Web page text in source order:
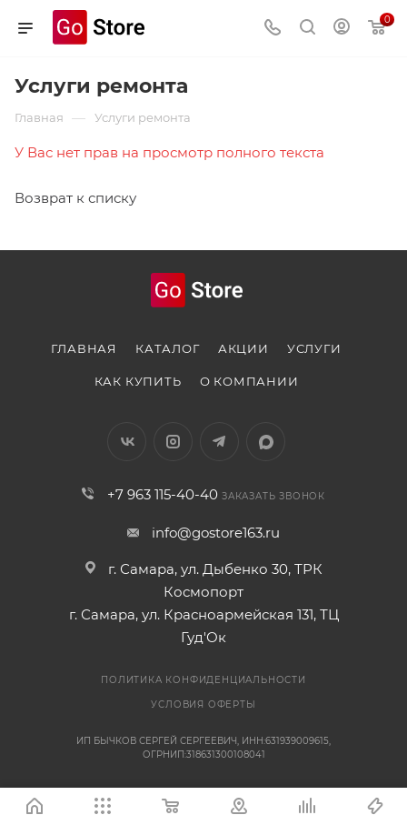
0
Услуги ремонта
Главная — Услуги ремонта
У Вас нет прав на просмотр полного текста
Возврат к списку
ГЛАВНАЯ КАТАЛОГ АКЦИИ УСЛУГИ
КАК КУПИТЬ О КОМПАНИИ
+7 963 115-40-40 ЗАКАЗАТЬ ЗВОНОК
info@gostore163.ru
г. Самара, ул. Дыбенко 30, ТРК
Космопорт
г. Самара, ул. Красноармейская 131, ТЦ
Гуд'Ок
ПОЛИТИКА КОНФИДЕНЦИАЛЬНОСТИ
УСЛОВИЯ ОФЕРТЫ
ИП БЫЧКОВ СЕРГЕЙ СЕРГЕЕВИЧ, ИНН:631939009615,
ОГРНИП:318631300108041